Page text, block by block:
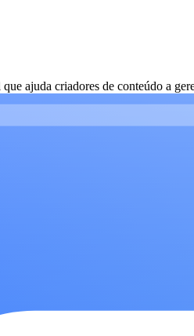
ajuda criadores de conteúdo a